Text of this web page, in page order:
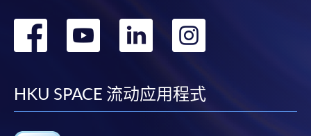
转
facebook
转
youtube
转
linkedin
HKU SPACE 流动应用程式